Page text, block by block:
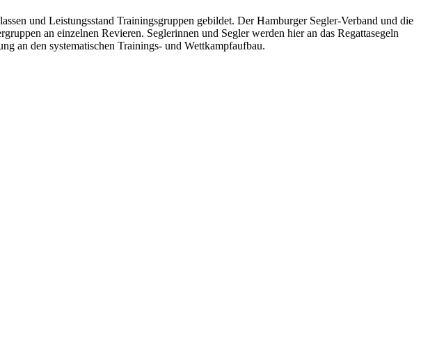
und Leistungsstand Trainingsgruppen gebildet. Der Hamburger Segler-Verband und die
an einzelnen Revieren. Seglerinnen und Segler werden hier an das Regattasegeln
an den systematischen Trainings- und Wettkampfaufbau.